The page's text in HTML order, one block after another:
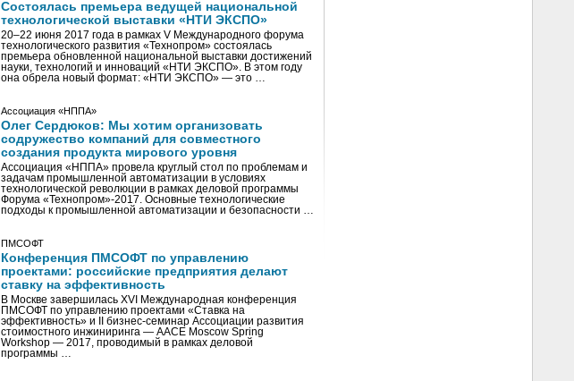
Состоялась премьера ведущей национальной
технологической выставки «НТИ ЭКСПО»
20–22 июня 2017 года в рамках V Международного форума
технологического развития «Технопром» состоялась
премьера обновленной национальной выставки достижений
науки, технологий и инноваций «НТИ ЭКСПО». В этом году
она обрела новый формат: «НТИ ЭКСПО» — это …
Ассоциация «НППА»
Олег Сердюков: Мы хотим организовать
содружество компаний для совместного
создания продукта мирового уровня
Ассоциация «НППА» провела круглый стол по проблемам и
задачам промышленной автоматизации в условиях
технологической революции в рамках деловой программы
Форума «Технопром»-2017. Основные технологические
подходы к промышленной автоматизации и безопасности …
ПМСОФТ
Конференция ПМСОФТ по управлению
проектами: российские предприятия делают
ставку на эффективность
В Москве завершилась XVI Международная конференция
ПМСОФТ по управлению проектами «Ставка на
эффективность» и II бизнес-семинар Ассоциации развития
стоимостного инжиниринга — AACE Moscow Spring
Workshop — 2017, проводимый в рамках деловой
программы …